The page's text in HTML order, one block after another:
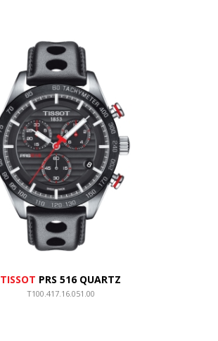
TISSOT PRS 516 QUARTZ
T100.417.16.051.00